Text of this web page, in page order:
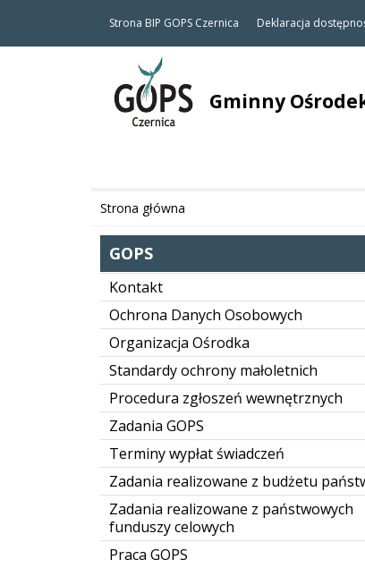
Strona BIP GOPS Czernica Deklaracja
Gminny
Strona główna
GOPS
Kontakt
Ochrona Danych Osobowych
Organizacja Ośrodka
Standardy ochrony małoletnich
Procedura zgłoszeń wewnętrznych
Zadania GOPS
Terminy wypłat świadczeń
Zadania realizowane z budżetu
Zadania realizowane z państwowych
funduszy celowych
Praca GOPS